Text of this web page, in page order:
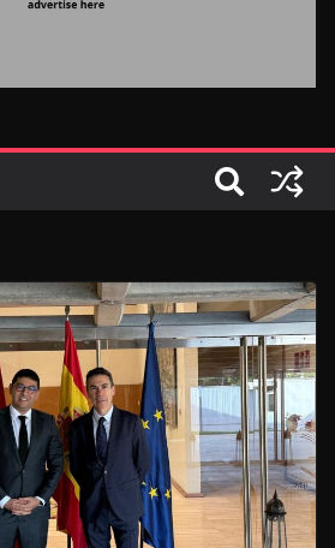
a una visión estratégica
la posición de Marruecos
mundial competitiva (politólogo